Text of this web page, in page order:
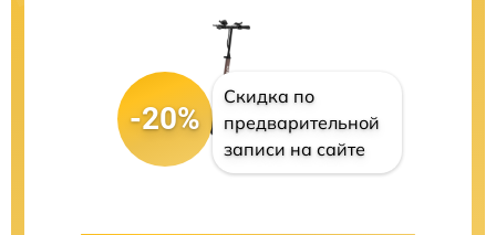
-20%
Скидка по
предварительной
записи на сайте